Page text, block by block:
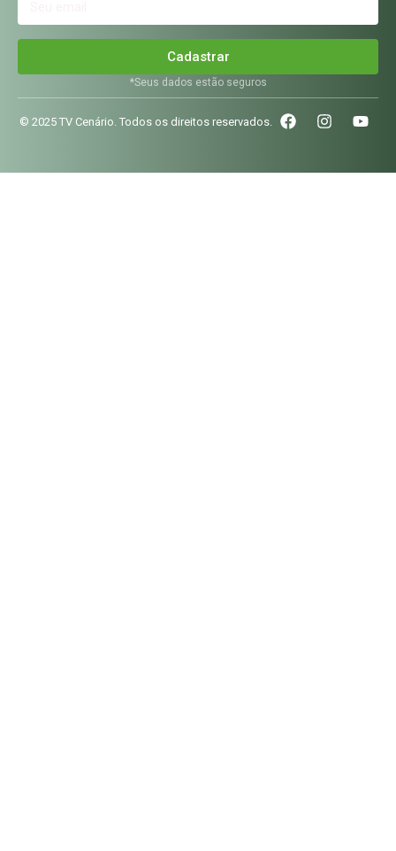
Cadastrar
*Seus dados estão seguros
© 2025 TV Cenário. Todos os direitos reservados.